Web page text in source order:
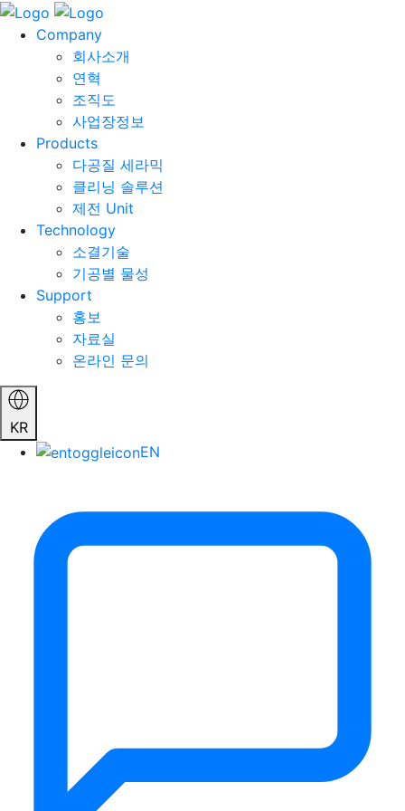
Company
회사소개
연혁
조직도
사업장정보
Products
다공질 세라믹
클리닝 솔루션
제전 Unit
Technology
소결기술
기공별 물성
Support
홍보
자료실
온라인 문의
KR
EN